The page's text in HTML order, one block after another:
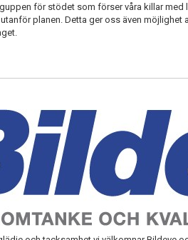
för stödet som förser våra killar
planen. Detta ger oss även möjlighet